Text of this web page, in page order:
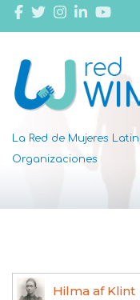
La Red de Mujeres
Organizaciones
Hilma af Klint